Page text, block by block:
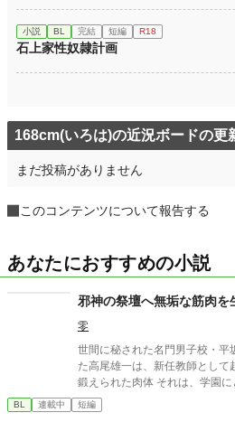
小説 BL 完結 短編 R18
石上家性奴隷計画
168cm(いろは)の近況ボードの更
まだ投稿がありません
このコンテンツについて報告する
あなたにおすすめの小説
邪神の祭壇へ無垢な筋肉を
零
世間に秘された名門男子校・平坂学園体育科
た高尾雄一は、新任教師として赴任する 高潔な人
鍛えられた肉体 それは、学園にとって最高の生贄の候補に他なら
なかった 至高の筋肉を持つ、精神を削られ意志をなくした青年を
太古の神に捧げるため、“水”、“
BL 連載中 短編